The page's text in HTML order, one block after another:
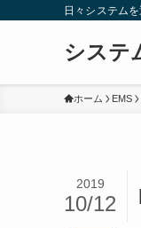
日々システム
システ
ホーム EMS
2019
10/12